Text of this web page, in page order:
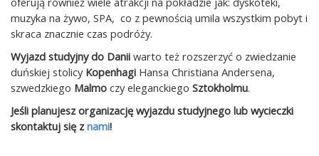
muzyka na żywo, SPA, co z pewnością umila wszystkim pobyt i
skraca znacznie czas podróży.
Wyjazd studyjny do Danii warto też rozszerzyć o zwiedzanie
duńskiej stolicy Kopenhagi Hansa Christiana Andersena,
szwedzkiego Malmo czy eleganckiego Sztokholmu.
Jeśli planujesz organizację wyjazdu studyjnego lub wycieczki
skontaktuj się znami!